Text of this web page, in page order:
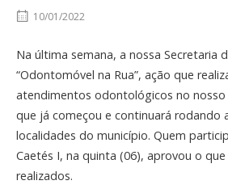
10/01/2022
Na última semana, a nossa Secretaria
“Odontomóvel na Rua”, ação que
atendimentos odontológicos no nosso
que já começou e continuará rodando
localidades do município. Quem
Caetés I, na quinta (06), aprovou o que
realizados.